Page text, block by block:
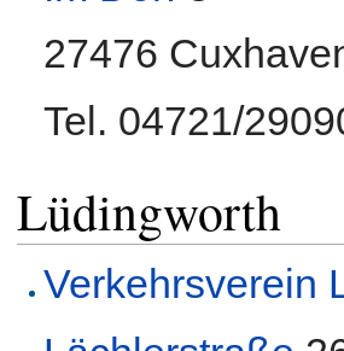
27476
Tel. 04721/
Lüdingworth
Verkehrsverein